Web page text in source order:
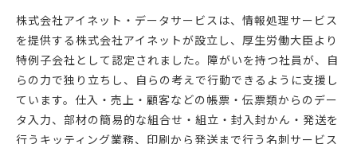
株式会社アイネット・データサービスは、情報処理サービス
を提供する株式会社アイネットが設立し、厚生労働大臣より
特例子会社として認定されました。障がいを持つ社員が、自
らの力で独り立ちし、自らの考えで行動できるように支援し
ています。仕入・売上・顧客などの帳票・伝票類からのデー
タ入力、部材の簡易的な組合せ・組立・封入封かん・発送を
行うキッティング業務、印刷から発送まで行う名刺サービス